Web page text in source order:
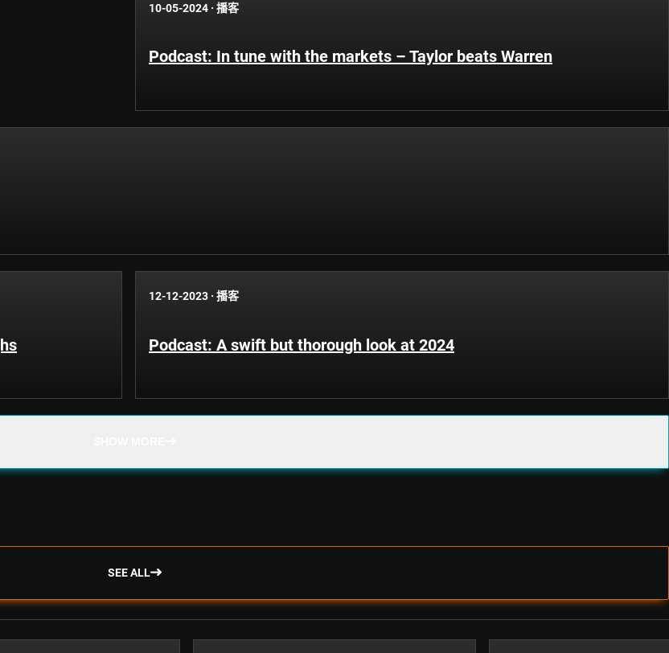
10-05-2024 · 播客
Podcast: In tune with the markets – Taylor beats Warren
12-12-2023 · 播客
Podcast: A swift but thorough look at 2024
SEE ALL